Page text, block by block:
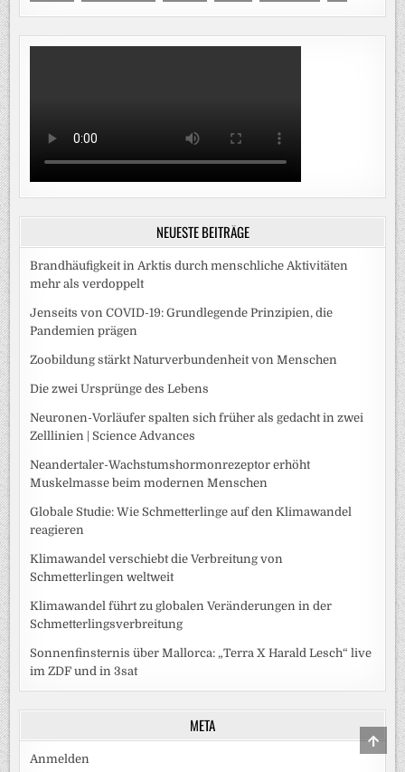
NEUESTE BEITRÄGE
Brandhäufigkeit in Arktis durch menschliche Aktivitäten
mehr als verdoppelt
Jenseits von COVID-19: Grundlegende Prinzipien, die
Pandemien prägen
Zoobildung stärkt Naturverbundenheit von Menschen
Die zwei Ursprünge des Lebens
Neuronen-Vorläufer spalten sich früher als gedacht in zwei
Zelllinien | Science Advances
Neandertaler-Wachstumshormonrezeptor erhöht
Muskelmasse beim modernen Menschen
Globale Studie: Wie Schmetterlinge auf den Klimawandel
reagieren
Klimawandel verschiebt die Verbreitung von
Schmetterlingen weltweit
Klimawandel führt zu globalen Veränderungen in der
Schmetterlingsverbreitung
Sonnenfinsternis über Mallorca: „Terra X Harald Lesch“ live
im ZDF und in 3sat
META
Anmelden TO
TOP